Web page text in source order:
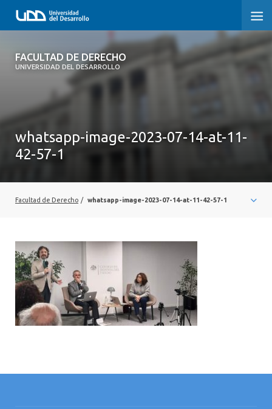
FACULTAD DE DERECHO
UNIVERSIDAD DEL DESARROLLO
FACULTAD DE DERECHO
SOBRE LA FACULTAD
CARRERAS
VINCULACIÓN CON EL MEDIO
INTERNACIONAL
whatsapp-image-2023-07-14-at-11-
42-57-1
Facultad de Derecho / whatsapp-image-2023-07-14-at-11-42-57-1